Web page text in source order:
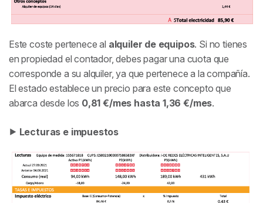
Este coste pertenece al alquiler de equipos. Si no tienes
en propiedad el contador, debes pagar una cuota que
corresponde a su alquiler, ya que pertenece a la compañía.
El estado establece un precio para este concepto que
abarca desde los 0,81 €/mes hasta 1,36 €/mes.
⯈ Lecturas e impuestos